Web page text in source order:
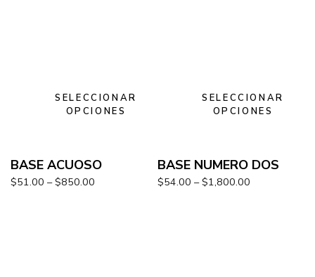
SELECCIONAR
OPCIONES
BASE ACUOSO
$51.00 – $850.00
SELECCIONAR
OPCIONES
BASE NUMERO DOS
$54.00 – $1,800.00